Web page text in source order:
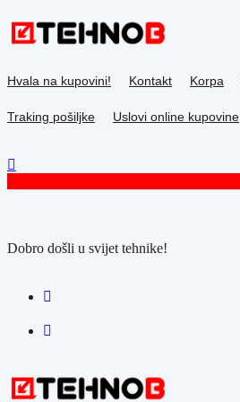
to
content
Hvala na kupovini! Kontakt Korpa
Traking pošiljke Uslovi online kupovine
Dobro došli u svijet tehnike!